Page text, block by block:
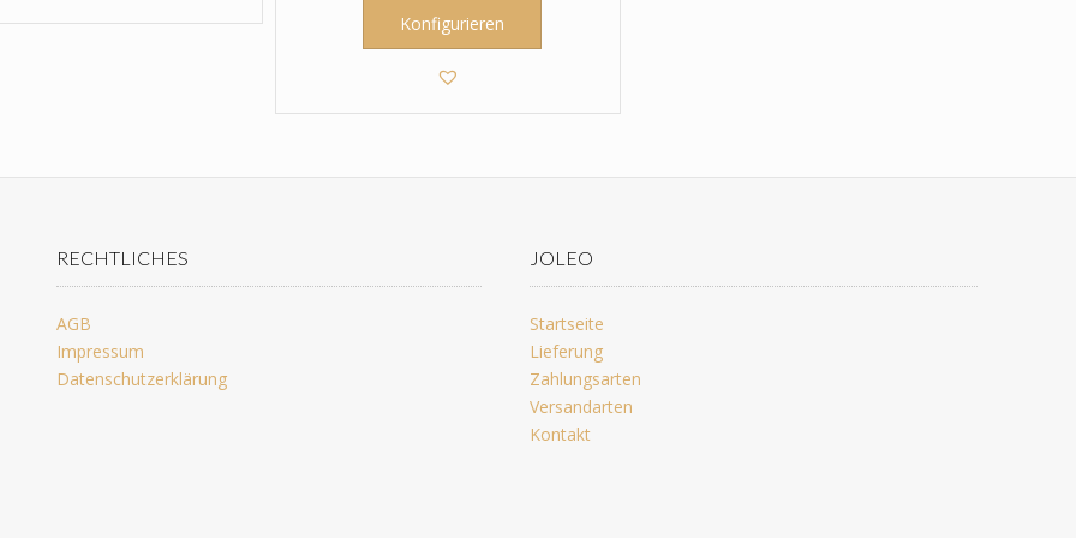
Konfigurieren
RECHTLICHES
AGB
Impressum
Datenschutzerklärung
JOLEO
Startseite
Lieferung
Zahlungsarten
Versandarten
Kontakt